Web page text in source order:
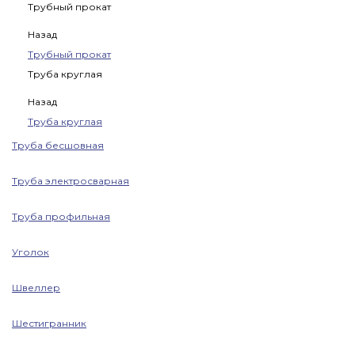
Трубный прокат
Назад
Трубный прокат
Труба круглая
Назад
Труба круглая
Труба бесшовная
Труба электросварная
Труба профильная
Уголок
Швеллер
Шестигранник